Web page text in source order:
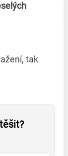
tak